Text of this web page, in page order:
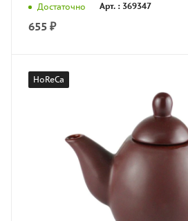
Достаточно Арт. : 369347
655 ₽
HoReCa